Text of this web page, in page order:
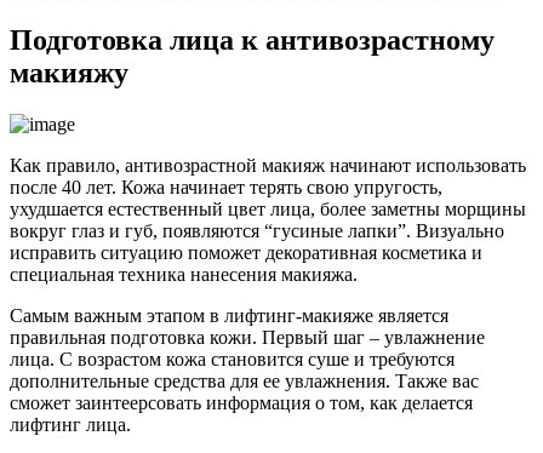
Подготовка лица к антивозрастному
макияжу
Как правило, антивозрастной макияж начинают использовать
после 40 лет. Кожа начинает терять свою упругость,
ухудшается естественный цвет лица, более заметны морщины
вокруг глаз и губ, появляются “гусиные лапки”. Визуально
исправить ситуацию поможет декоративная косметика и
специальная техника нанесения макияжа.
Самым важным этапом в лифтинг-макияже является
правильная подготовка кожи. Первый шаг – увлажнение
лица. С возрастом кожа становится суше и требуются
дополнительные средства для ее увлажнения. Также вас
сможет заинтеерсовать информация о том, как делается
лифтинг лица.